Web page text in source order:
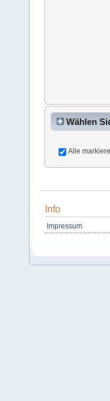
Wählen
Alle
Info
Impressum